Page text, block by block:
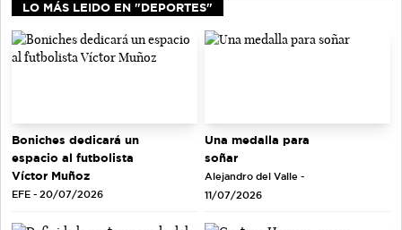
LO MÁS LEIDO EN "DEPORTES"
Boniches dedicará un
espacio al futbolista
Víctor Muñoz
EFE - 20/07/2026
Una medalla para
soñar
Alejandro del Valle -
11/07/2026